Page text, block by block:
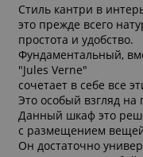
Стиль кантри в
это прежде всего
простота и удобство.
Фундаментальный,
"Jules Verne"
сочетает в себе все
Это особый взгляд
Данный шкаф это
с размещением
Он достаточно